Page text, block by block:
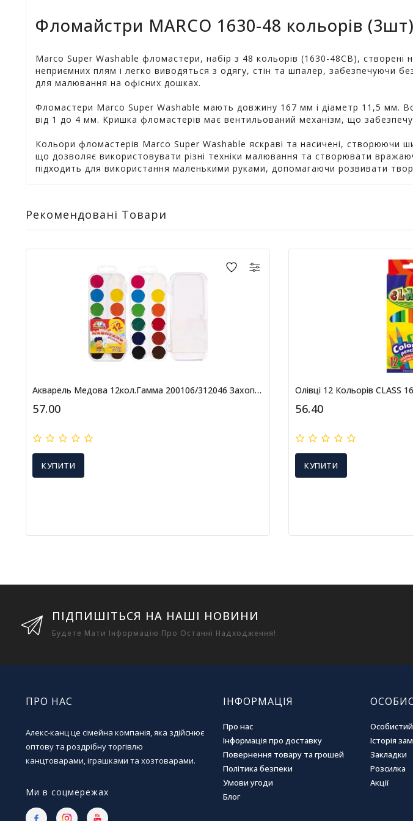
Фломайстри MARCO 1630-48 кольорів (3шт)
Marco Super Washable фломастери, набір з 48 кольорів (1630-48CB),
неприємних плям і легко виводяться з одягу, стін та шпалер, забезпечуючи
для малювання на офісних дошках.
Фломастери Marco Super Washable мають довжину 167 мм і діаметр 11,5 мм.
від 1 до 4 мм. Кришка фломастерів має вентильований механізм, що
Кольори фломастерів Marco Super Washable яскраві та насичені,
що дозволяє використовувати різні техніки малювання та створювати
підходить для використання маленькими руками, допомагаючи розвивати
Рекомендовані Товари
Акварель Медова 12кол.Гамма 200106/312046 Захоплення (12шт)
57.00
КУПИТИ
Олівці 12 Кольорів CLASS
56.40
КУПИТИ
ПІДПИШІТЬСЯ НА НАШІ НОВИНИ
Будете Мати Інформацію Про Останні Надходження!
ПРО НАС
Алекс-канц це сімейна компанія, яка здійснює
оптову та роздрібну торгівлю
канцтоварами, іграшками та хозтоварами.
Ми в соцмережах
ІНФОРМАЦІЯ
Про нас
Інформація про доставку
Повернення товару та грошей
Політика безпеки
Умови угоди
Блог
Історія
Закладки
Розсилка
Акції